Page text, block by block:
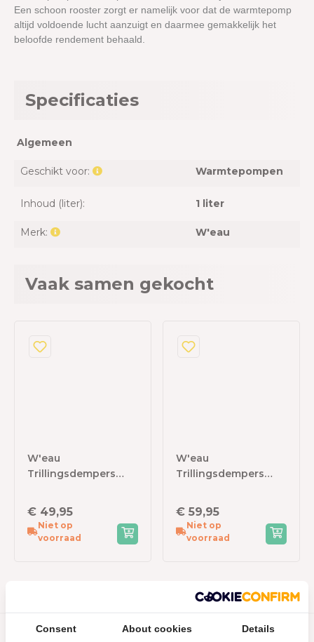
Een schoon rooster zorgt er namelijk voor dat de warmtepomp
altijd voldoende lucht aanzuigt en daarmee gemakkelijk het
beloofde rendement behaald.
Specificaties
Algemeen
Geschikt voor: Warmtepompen
Inhoud (liter): 1 liter
Merk: W'eau
Vaak samen gekocht
W'eau
Trillingsdempers
- 60 cm - 2 stuks
€ 49,95
Niet op
voorraad
W'eau
Trillingsdempers
- 45 cm - 2 stuks
€ 59,95
Niet op
voorraad
Snelle levering
Consent About cookies Details